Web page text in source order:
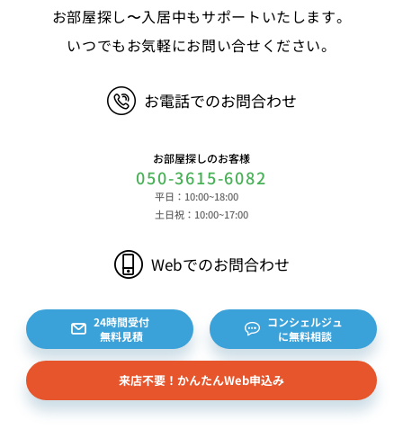
ービスのご利用に際して取得する情報 端末識別
子、広告識別子、IPアドレス、クッキーデータおよ
閲覧時刻、リファラー情報ならびにクッキーIDや広
対するお問い合わせ・ご連絡等に関する情報等 ま
た、お客様の個人情報は、弊社のデータベースシス
テムに登録されます。登録されるお客様の個人情報
積書等をもとに登録されます。 （2）弊社と賃貸
借契約を締結している不動産所有者様および所有者
約等のお問合せをいただいた個人または企業、イン
ターネット上の不動産オーナーサイト等からの査定
依頼者、 公開情報などから取得した不動産所有者
様（以下総称して「オーナー様」といいます）の個
人情報を取得します。取得する個人情報は、上記
お部屋探し〜入居中もサポートいたします。
いつでもお気軽にお問い合せください。
お電話でのお問合わせ
お部屋探しのお客様
050-3615-6082
平日：10:00~18:00
土日祝：10:00~17:00
Webでのお問合わせ
24時間受付
無料見積
コンシェルジュ
に無料相談
来店不要！かんたんWeb申込み